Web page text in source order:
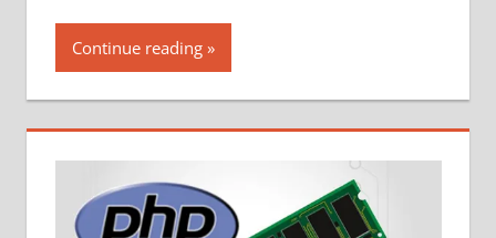
Continue reading